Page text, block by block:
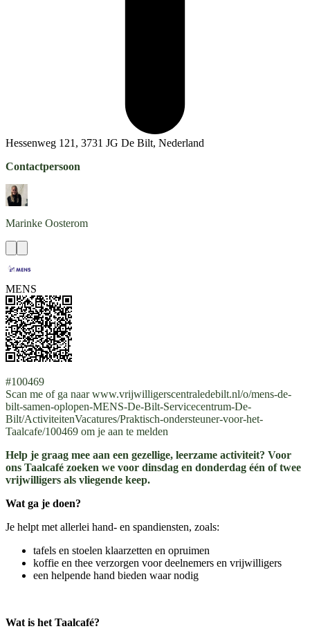
Hessenweg 121, 3731 JG De Bilt, Nederland
Contactpersoon
Marinke Oosterom
MENS
#100469
Scan me of ga naar www.vrijwilligerscentraledebilt.nl/o/mens-de-
bilt-samen-oplopen-MENS-De-Bilt-Servicecentrum-De-
Bilt/ActiviteitenVacatures/Praktisch-ondersteuner-voor-het-
Taalcafe/100469 om je aan te melden
Help je graag mee aan een gezellige, leerzame activiteit? Voor
ons Taalcafé zoeken we voor dinsdag en donderdag één of twee
vrijwilligers als vliegende keep.
Wat ga je doen?
Je helpt met allerlei hand- en spandiensten, zoals:
tafels en stoelen klaarzetten en opruimen
koffie en thee verzorgen voor deelnemers en vrijwilligers
een helpende hand bieden waar nodig
Wat is het Taalcafé?